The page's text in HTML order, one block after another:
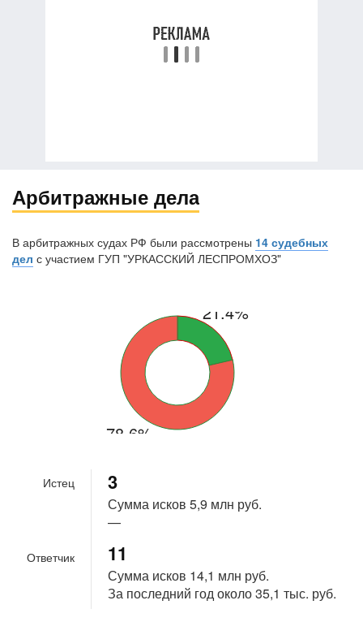
Арбитражные дела
В арбитражных судах РФ были рассмотрены 14 судебных
дел с участием ГУП "УРКАССКИЙ ЛЕСПРОМХОЗ"
21.4%
78.6%
Истец
Ответчик
3
Сумма исков 5,9 млн руб.
—
11
Сумма исков 14,1 млн руб.
За последний год около35,1 тыс. руб.